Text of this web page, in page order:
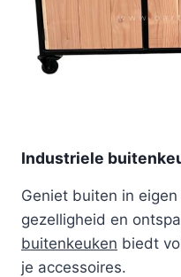
Industriele
Geniet buiten in
gezelligheid en
buitenkeuken biedt
je accessoires.